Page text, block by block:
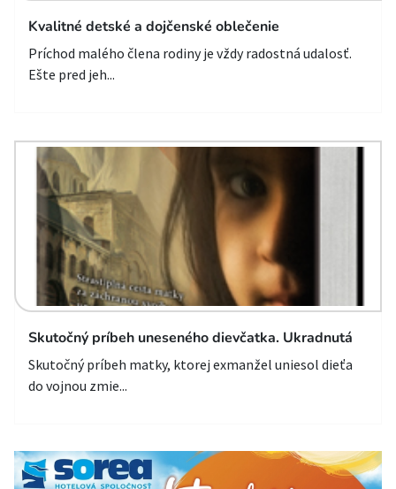
Kvalitné detské a dojčenské oblečenie
Príchod malého člena rodiny je vždy radostná udalosť.
Ešte pred jeh...
Skutočný príbeh uneseného dievčatka. Ukradnutá
Skutočný príbeh matky, ktorej exmanžel uniesol dieťa
do vojnou zmie...